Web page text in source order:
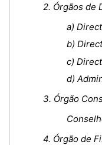
2. Órgãos de
a)
b)
c)
d)
3. Órgão
4. Órgão de